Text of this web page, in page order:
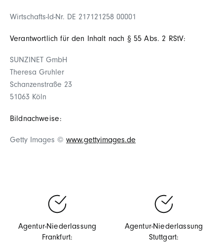
Wirtschafts-Id-Nr. DE 217121258 00001
Verantwortlich für den Inhalt nach § 55 Abs. 2 RStV:
SUNZINET GmbH
Theresa Gruhler
Schanzenstraße 23
51063 Köln
Bildnachweise:
Getty Images © www.gettyimages.de
Agentur-Niederlassung
Frankfurt:
Agentur-Niederlassung
Stuttgart: